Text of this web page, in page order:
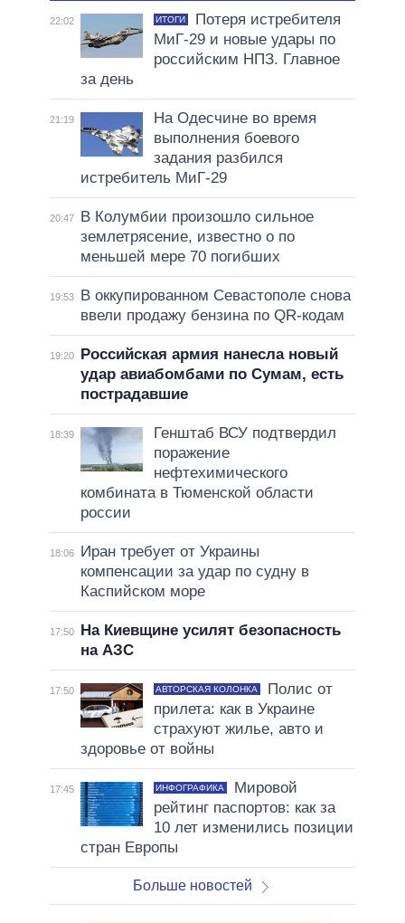
22:02 ИТОГИ
Потеря истребителя
МиГ-29 и новые удары по
российским НПЗ. Главное
за день
21:19
На Одесчине во время
выполнения боевого
задания разбился
истребитель МиГ-29
20:47
В Колумбии произошло сильное
землетрясение, известно о по
меньшей мере 70 погибших
19:53
В оккупированном Севастополе снова
ввели продажу бензина по QR-кодам
19:20
Российская армия нанесла новый
удар авиабомбами по Сумам, есть
пострадавшие
18:39
Генштаб ВСУ подтвердил
поражение
нефтехимического
комбината в Тюменской области
россии
18:06
Иран требует от Украины
компенсации за удар по судну в
Каспийском море
17:50
На Киевщине усилят безопасность
на АЗС
17:50 АВТОРСКАЯ КОЛОНКА
Полис от
прилета: как в Украине
страхуют жилье, авто и
здоровье от войны
17:45 ИНФОГРАФИКА
Мировой
рейтинг паспортов: как за
10 лет изменились позиции
стран Европы
Больше новостей